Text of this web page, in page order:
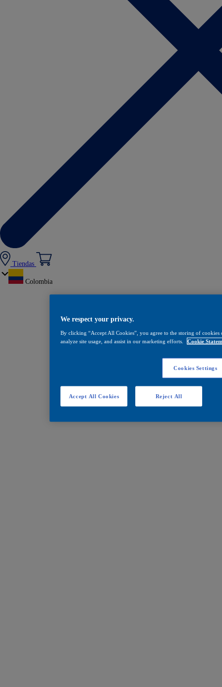
Tiendas
Colombia
We respect your privacy.
By clicking “Accept All Cookies”, you agree to the storing of
analyze site usage, and assist in our marketing efforts.
Cookie
Cookies Settings
Reject All
Accept All Cookies